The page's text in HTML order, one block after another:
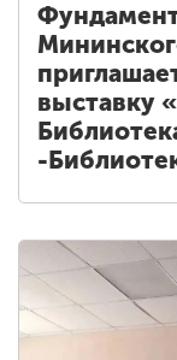
выставку
-